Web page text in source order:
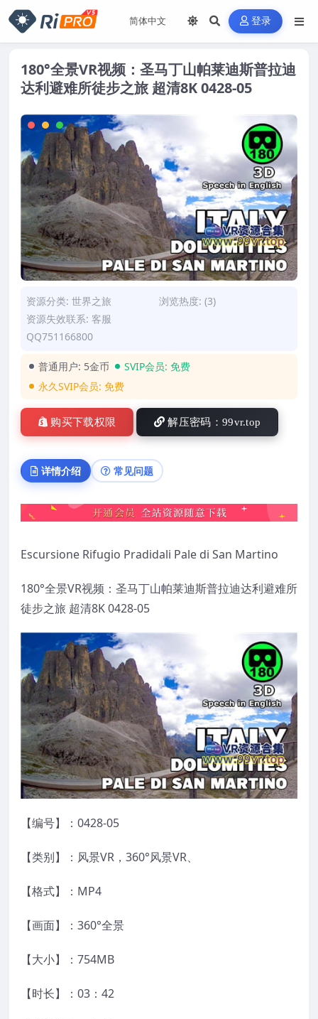
登录
180°全景VR视频：圣马丁山帕莱迪斯普拉迪
达利避难所徒步之旅 超清8K 0428-05
资源分类: 世界之旅
浏览热度: (3)
资源失效联系: 客服
QQ751166800
普通用户: 5金币 SVIP会员: 免费
永久SVIP会员: 免费
购买下载权限 解压密码：99vr.top
详情介绍 常见问题
Escursione Rifugio Pradidali Pale di San Martino
180°全景VR视频：圣马丁山帕莱迪斯普拉迪达利避难所
徒步之旅 超清8K 0428-05
【编号】：0428-05
【类别】：风景VR，360°风景VR、
【格式】：MP4
【画面】：360°全景
【大小】：754MB
【时长】：03：42